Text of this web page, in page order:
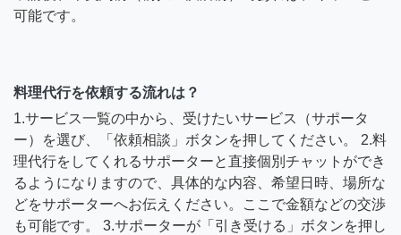
可能です。
料理代行を依頼する流れは？
1.サービス一覧の中から、受けたいサービス（サポータ
ー）を選び、「依頼相談」ボタンを押してください。 2.料
理代行をしてくれるサポーターと直接個別チャットができ
るようになりますので、具体的な内容、希望日時、場所な
どをサポーターへお伝えください。ここで金額などの交渉
も可能です。 3.サポーターが「引き受ける」ボタンを押し